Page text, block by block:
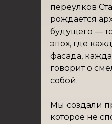
переулков
рождается
будущего —
эпох, где
фасада,
говорит о
собой.
Мы создали
которое не